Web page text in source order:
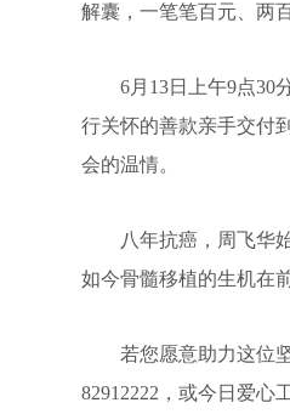
解囊，一笔笔百元、两
6月13日上午9点30分
行关怀的善款亲手交付
会的温情。
八年抗癌，周飞华始
如今骨髓移植的生机在
若您愿意助力这位坚
82912222，或今日爱心